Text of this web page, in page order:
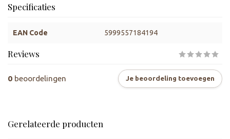
Specificaties
EAN Code 5999557184194
Reviews
0 beoordelingen Je beoordeling toevoegen
Gerelateerde producten